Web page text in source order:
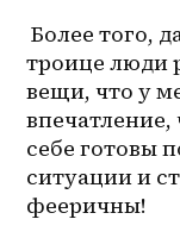
Более того, даже близкие не мне, а к нашей
троице люди
вещи, что у
себе готовы
ситуации и
фееричны!